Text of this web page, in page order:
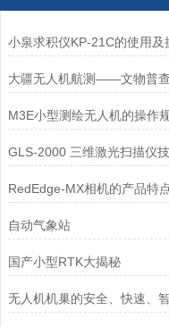
小泉求积仪KP-21C的使用及
大疆无人机航测——文物普
GLS-2000 三维激光扫描仪
自动气象站
国产小型RTK大揭秘